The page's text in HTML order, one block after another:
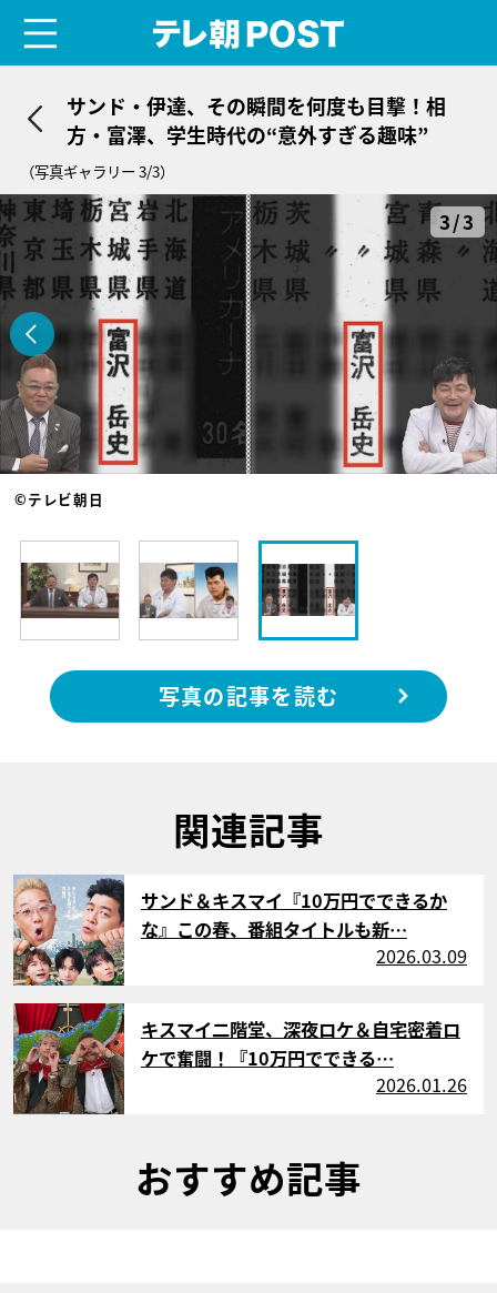
サンド・伊達、その瞬間を何度も目撃！相
方・富澤、学生時代の“意外すぎる趣味”
（写真ギャラリー 3/3）
3/3
©テレビ朝日
写真の記事を読む
関連記事
サムネイル
サンド＆キスマイ『10万円でできるか
な』この春、番組タイトルも新…
2026.03.09
サムネイル
キスマイ二階堂、深夜ロケ＆自宅密着ロ
ケで奮闘！『10万円でできる…
2026.01.26
おすすめ記事